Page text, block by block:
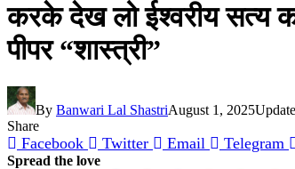
करके देख लो ईश्वरीय सत्य
पीपर “शास्त्री”
By Banwari Lal ShastriAugust 1, 2025
Share
Facebook Twitter Email Telegram
Spread the love